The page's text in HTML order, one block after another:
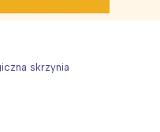
skrzynia